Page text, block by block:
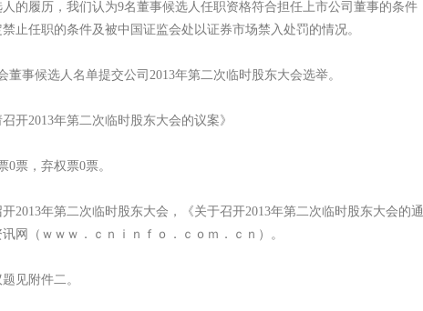
履历，我们认为9名董事候选人任职资格符合担任上市公司董事的条
止任职的条件及被中国证监会处以证券市场禁入处罚的情况。
事候选人名单提交公司2013年第二次临时股东大会选举。
2013年第二次临时股东大会的议案》
票，弃权票0票。
年第二次临时股东大会，《关于召开2013年第二次临时股东大会的
网（ｗｗｗ．ｃｎｉｎｆｏ．ｃｏｍ．ｃｎ）。
见附件二。